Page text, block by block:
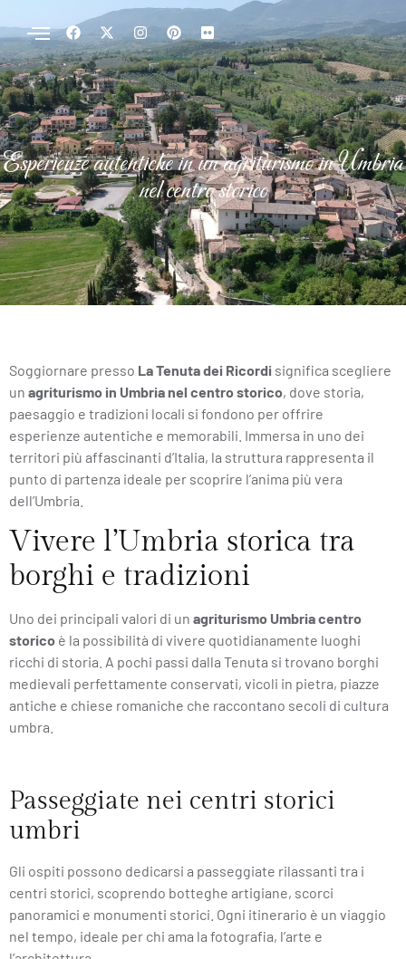
Esperienze autentiche in un agriturismo in Umbria
nel centro storico
Soggiornare presso La Tenuta dei Ricordi significa scegliere
un agriturismo in Umbria nel centro storico, dove storia,
paesaggio e tradizioni locali si fondono per offrire
esperienze autentiche e memorabili. Immersa in uno dei
territori più affascinanti d’Italia, la struttura rappresenta il
punto di partenza ideale per scoprire l’anima più vera
dell’Umbria.
Vivere l’Umbria storica tra
borghi e tradizioni
Uno dei principali valori di un agriturismo Umbria centro
storico è la possibilità di vivere quotidianamente luoghi
ricchi di storia. A pochi passi dalla Tenuta si trovano borghi
medievali perfettamente conservati, vicoli in pietra, piazze
antiche e chiese romaniche che raccontano secoli di cultura
umbra.
Passeggiate nei centri storici
umbri
Gli ospiti possono dedicarsi a passeggiate rilassanti tra i
centri storici, scoprendo botteghe artigiane, scorci
panoramici e monumenti storici. Ogni itinerario è un viaggio
nel tempo, ideale per chi ama la fotografia, l’arte e